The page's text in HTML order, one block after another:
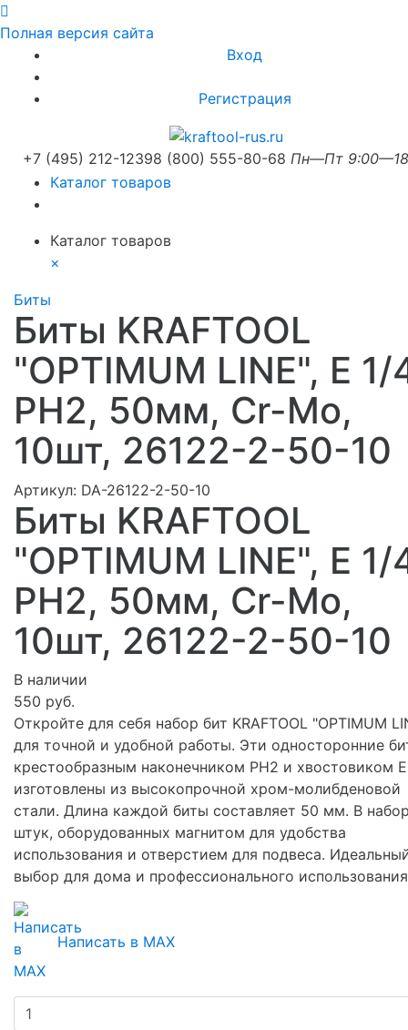
Полная версия сайта
Вход
Регистрация
+7 (495) 212-12398 (800) 555-80-68 Пн—Пт
Каталог товаров
Каталог товаров
×
Биты
Биты KRAFTOOL
"OPTIMUM LINE", E 1/
PH2, 50мм, Cr-Mo,
10шт, 26122-2-50-10
Артикул: DA-26122-2-50-10
Биты KRAFTOOL
"OPTIMUM LINE", E 1/
PH2, 50мм, Cr-Mo,
10шт, 26122-2-50-10
В наличии
550 руб.
Откройте для себя набор бит KRAFTOOL "OPTIMUM
для точной и удобной работы. Эти односторонние
крестообразным наконечником PH2 и хвостовиком
изготовлены из высокопрочной хром-молибденовой
стали. Длина каждой биты составляет 50 мм. В
штук, оборудованных магнитом для удобства
использования и отверстием для подвеса.
выбор для дома и профессионального
Написать в MAX